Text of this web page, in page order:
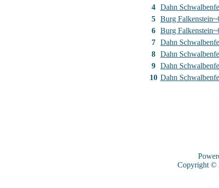
4 Dahn
5 Burg
6 Burg
7 Dahn
8 Dahn
9 Dahn
10 Dahn
Copyright ©